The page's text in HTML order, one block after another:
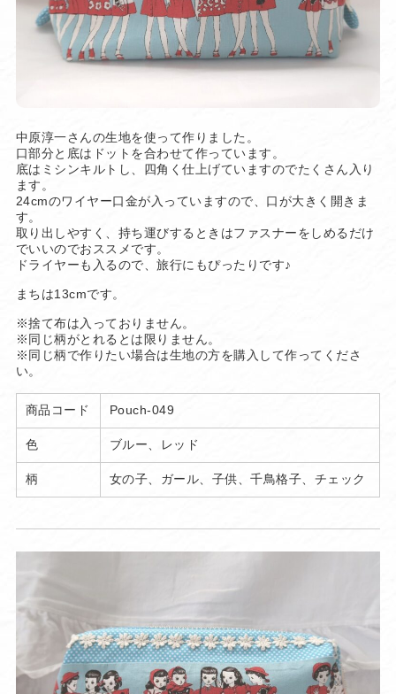
中原淳一さんの生地を使って作りました。
口部分と底はドットを合わせて作っています。
底はミシンキルトし、四角く仕上げていますのでたくさん入り
ます。
24cmのワイヤー口金が入っていますので、口が大きく開きま
す。
取り出しやすく、持ち運びするときはファスナーをしめるだけ
でいいのでおススメです。
ドライヤーも入るので、旅行にもぴったりです♪
まちは13cmです。
※捨て布は入っておりません。
※同じ柄がとれるとは限りません。
※同じ柄で作りたい場合は生地の方を購入して作ってくださ
い。
商品コード Pouch-049
色 ブルー、レッド
柄 女の子、ガール、子供、千鳥格子、チェック